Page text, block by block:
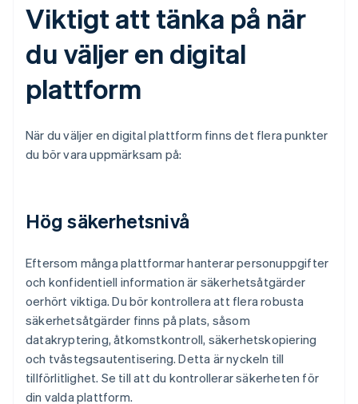
Viktigt att tänka på när
du väljer en digital
plattform
När du väljer en digital plattform finns det flera punkter
du bör vara uppmärksam på:
Hög säkerhetsnivå
Eftersom många plattformar hanterar personuppgifter
och konfidentiell information är säkerhetsåtgärder
oerhört viktiga. Du bör kontrollera att flera robusta
säkerhetsåtgärder finns på plats, såsom
datakryptering, åtkomstkontroll, säkerhetskopiering
och tvåstegsautentisering. Detta är nyckeln till
tillförlitlighet. Se till att du kontrollerar säkerheten för
din valda plattform.